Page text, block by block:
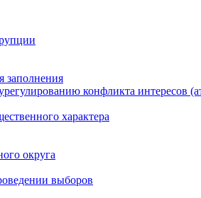
заполнения
конфликта интересов
характера
округа
выборов